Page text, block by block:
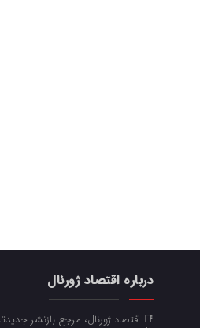
درباره اقتصاد ژورنال
📑 اقتصاد ژورنال، مرجع بازنشر